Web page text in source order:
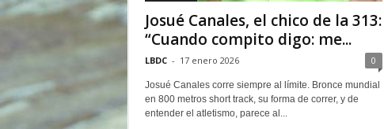
Josué Canales, el chico de la 313:
“Cuando compito digo: me...
LBDC - 17 enero 2026 0
Josué Canales corre siempre al límite. Bronce mundial
en 800 metros short track, su forma de correr, y de
entender el atletismo, parece al...